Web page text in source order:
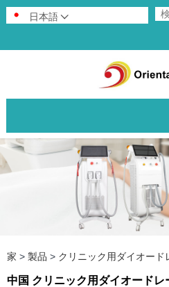
日本語 
家 > 製品 > クリニック用ダイオー
中国 クリニック用ダイオード